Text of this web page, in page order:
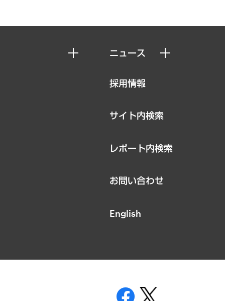
ニュース
採用情報
サイト内検索
レポート内検索
お問い合わせ
English